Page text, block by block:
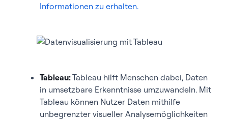
Informationen zu erhalten.
Tableau:Tableau hilft Menschen dabei, Daten
in umsetzbare Erkenntnisse umzuwandeln. Mit
Tableau können Nutzer Daten mithilfe
unbegrenzter visueller Analysemöglichkeiten